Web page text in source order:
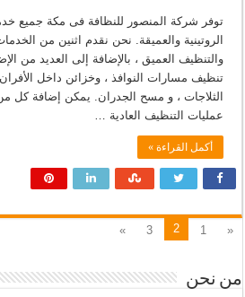
توفر شركة المنصور للنظافة فى مكة جميع
الروتينية والعميقة. نحن نقدم اثنين من
والتنظيف العميق ، بالإضافة إلى العديد من
تنظيف مسارات النوافذ ، وخزائن داخل
الثلاجات ، و مسح الجدران. يمكن إضافة كل
عمليات التنظيف العادية …
أكمل القراءة »
«
1
2
3
»
من نحن